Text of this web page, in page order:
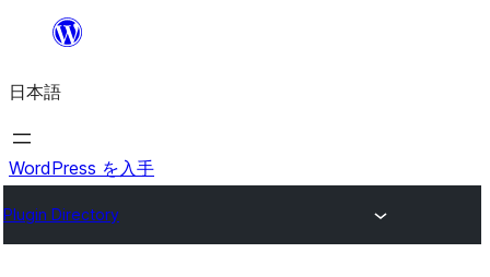
を
ス
キ
プ
日本語
WordPress を入手
Plugin Directory